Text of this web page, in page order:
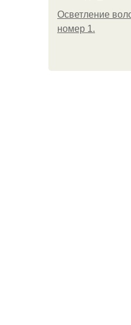
Осветление
номер 1.